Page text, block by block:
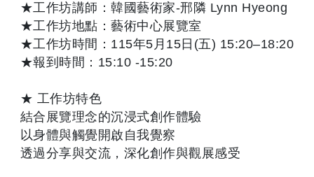
★工作坊講師：韓國藝術家-邢隣 Lynn Hyeong
★工作坊地點：藝術中心展覽室
★工作坊時間：115年5月15日(五) 15:20–18:20
★報到時間：15:10 -15:20
★ 工作坊特色
結合展覽理念的沉浸式創作體驗
以身體與觸覺開啟自我覺察
透過分享與交流，深化創作與觀展感受